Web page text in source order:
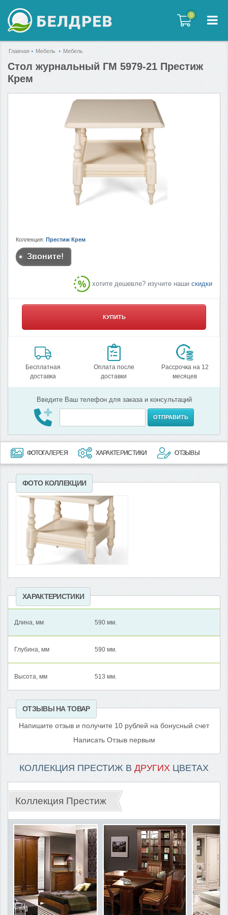
0
0
Главная Мебель Мебель
Стол журнальный ГМ 5979-21 Престиж
Крем
Коллекция: Престиж Крем
Звоните!
хотите дешевле? изучите наши скидки
КУПИТЬ
Бесплатная
доставка
Оплата после
доставки
Рассрочка на 12
месяцев
Введите Ваш телефон для заказа и консультаций
ОТПРАВИТЬ
ФОТОГАЛЕРЕЯ ХАРАКТЕРИСТИКИ ОТЗЫВЫ
ФОТО КОЛЛЕКЦИИ
ХАРАКТЕРИСТИКИ
Длина, мм 590 мм.
Глубина, мм 590 мм.
Высота, мм 513 мм.
ОТЗЫВЫ НА ТОВАР
Напишите отзыв и получите 10 рублей на бонусный счет
Написать Отзыв первым
КОЛЛЕКЦИЯ ПРЕСТИЖ В ДРУГИХ ЦВЕТАХ
Коллекция Престиж